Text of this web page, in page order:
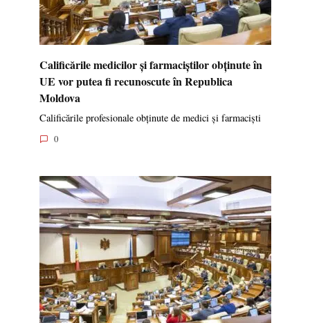
Calificările medicilor și farmaciștilor obținute în
UE vor putea fi recunoscute în Republica
Moldova
Calificările profesionale obținute de medici și farmaciști
0